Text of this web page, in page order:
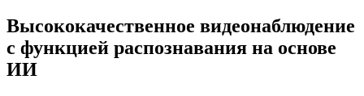
Высококачественное видеонаблюдение
с функцией распознавания на основе
ИИ